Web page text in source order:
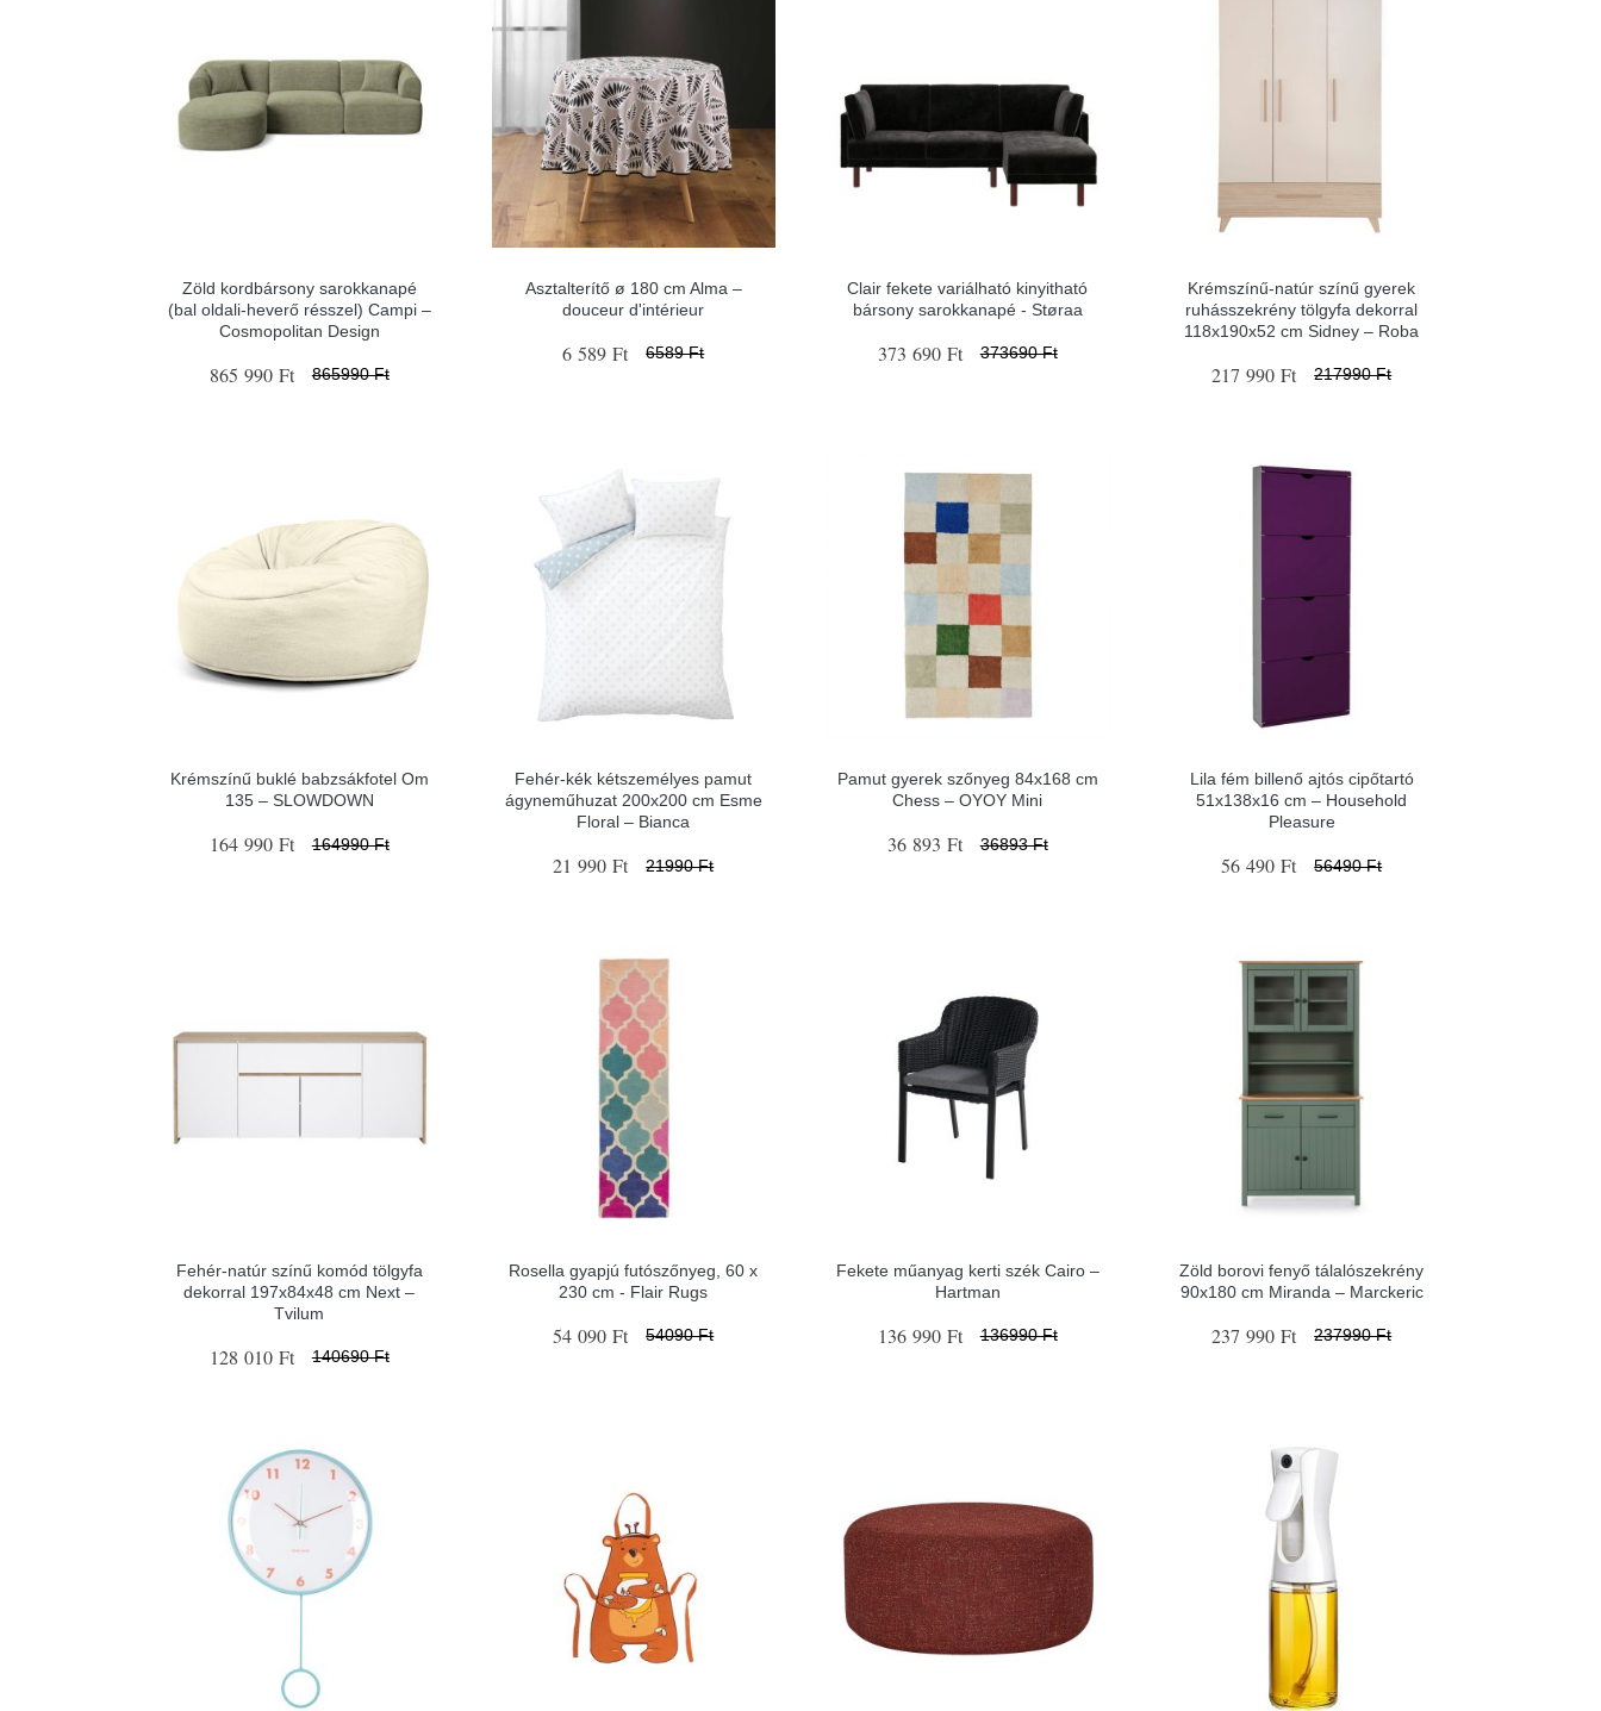
Zöld kordbársony sarokkanapé
(bal oldali-heverő résszel) Campi –
Cosmopolitan Design
865 990 Ft 865990 Ft
Asztalterítő ø 180 cm Alma –
douceur d'intérieur
6 589 Ft 6589 Ft
Clair fekete variálható kinyitható
bársony sarokkanapé - Støraa
373 690 Ft 373690 Ft
Krémszínű-natúr színű gyerek
ruhásszekrény tölgyfa dekorral
118x190x52 cm Sidney – Roba
217 990 Ft 217990 Ft
Krémszínű buklé babzsákfotel Om
135 – SLOWDOWN
164 990 Ft 164990 Ft
Fehér-kék kétszemélyes pamut
ágyneműhuzat 200x200 cm Esme
Floral – Bianca
21 990 Ft 21990 Ft
Pamut gyerek szőnyeg 84x168 cm
Chess – OYOY Mini
36 893 Ft 36893 Ft
Lila fém billenő ajtós cipőtartó
51x138x16 cm – Household
Pleasure
56 490 Ft 56490 Ft
Fehér-natúr színű komód tölgyfa
dekorral 197x84x48 cm Next –
Tvilum
128 010 Ft 140690 Ft
Rosella gyapjú futószőnyeg, 60 x
230 cm - Flair Rugs
54 090 Ft 54090 Ft
Fekete műanyag kerti szék Cairo –
Hartman
136 990 Ft 136990 Ft
Zöld borovi fenyő tálalószekrény
90x180 cm Miranda – Marckeric
237 990 Ft 237990 Ft